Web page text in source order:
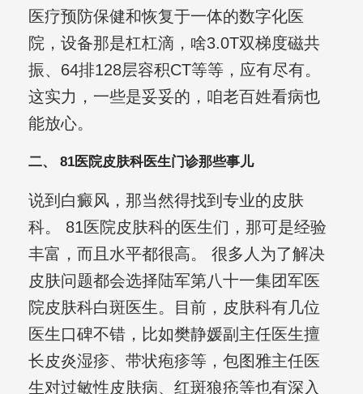
医疗预防保健和恢复于一体的数字化医
院，设备那是杠杠滴，啥3.0T双梯度磁共
振、64排128层容积CT等等，应有尽有。
这实力，一些是妥妥的，咱老百姓看病也
能放心。
二、 81医院皮肤科医生门诊那些事儿
说到白癜风，那当然得找到专业的皮肤
科。 81医院皮肤科的医生们，那可是经验
丰富，而且水平都很高。 很多人为了解决
皮肤问题都会选择陆军第八十一集团军医
院皮肤科白斑医生。目前，皮肤科有几位
医生口碑不错，比如樊静媛副主任医生擅
长皮炎湿疹、带状疱疹等，包图雅主任医
生对过敏性皮肤病、红斑狼疮等也有深入